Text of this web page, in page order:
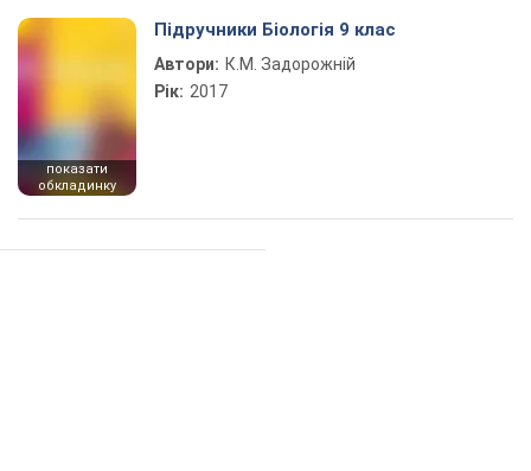
показати
обкладинку
Підручники Біологія 9 клас
Автори: К.М. Задорожній
Рік: 2017